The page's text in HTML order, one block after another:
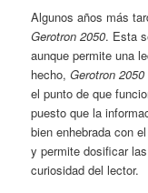
Algunos años más
Gerotron 2050. Esta
aunque permite una
hecho,Gerotron 2050
el punto de que
puesto que la
bien enhebrada con
y permite dosificar
curiosidad del lector.